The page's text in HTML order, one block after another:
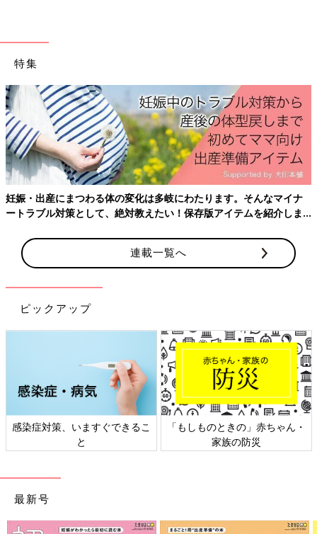
そして、2012年2月27日に手術の日を迎えます。8時間に及ぶ大
手術でした。
「手術前の検査では転移を疑うものはなかったけれど、実際の転
移の状況は手術中に直接見ないとわからないと説明されていたの
で、予想外の転移があったらどうしよう･･･と不安でたまりませ
んでした。
でも手術後、主治医と目が合った瞬間ニコッと笑ってくれ「腫瘍
は全部取り除けました」と。腫瘍が摘出できたのなら再度寛解す
る可能性はある！と、安堵と喜びで心がいっぱいになりました」
（みゆきさん）
手術後に抗がん剤治療を4クールと放射線治療を実施。あとは経
過を見て退院の日を待つことになりました。
「毎日の血液検査の数値、腫瘍マーカー、画像検査などさまざま
な検査で経過が安定していることが確認され、主治医の『画像に
疑わしいものが写っていないことを評価します』 との見解によ
り、2012年7月10日に退院することができました」（みゆきさ
未承認薬の服用や保険適用外の治療も受け、12才の
ときに寛解
特集
妊娠・出産にまつわる体の変化は多岐にわたります。そんなマイナ
ートラブル対策として、絶対教えたい！保存版アイテムを紹介しま
連載一覧へ
ピックアップ
感染症対策、いますぐできるこ
と
「もしものときの」赤ちゃん・
家族の防災
最新号